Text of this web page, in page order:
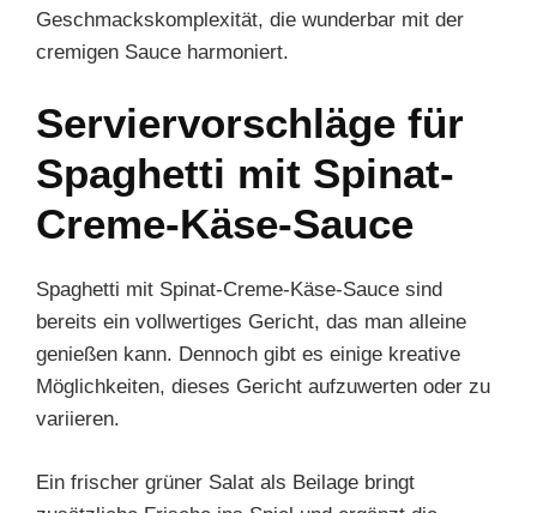
Geschmackskomplexität, die wunderbar mit der
cremigen Sauce harmoniert.
Serviervorschläge für
Spaghetti mit Spinat-
Creme-Käse-Sauce
Spaghetti mit Spinat-Creme-Käse-Sauce sind
bereits ein vollwertiges Gericht, das man alleine
genießen kann. Dennoch gibt es einige kreative
Möglichkeiten, dieses Gericht aufzuwerten oder zu
variieren.
Ein frischer grüner Salat als Beilage bringt